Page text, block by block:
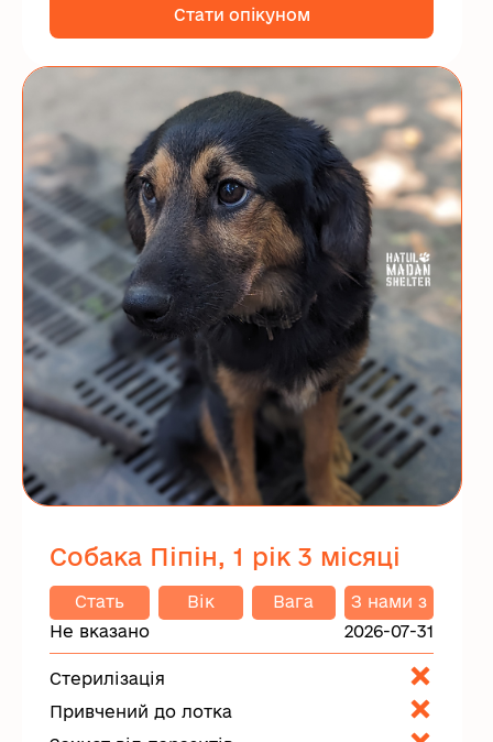
Стати опікуном
Собака Піпін, 1 рік 3 місяці
Стать
Не вказано
Вік Вага
З нами з
2026-07-31
Стерилізація
Привчений до лотка